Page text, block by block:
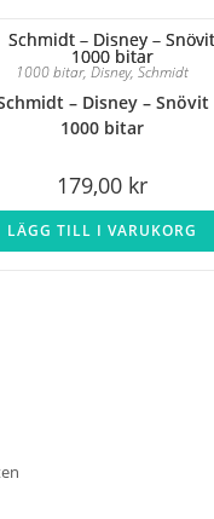
1000 bitar,Disney,Schmidt
– Disney – Snövit
1000 bitar
179,00 kr
LÄGG TILL I VARUKORG